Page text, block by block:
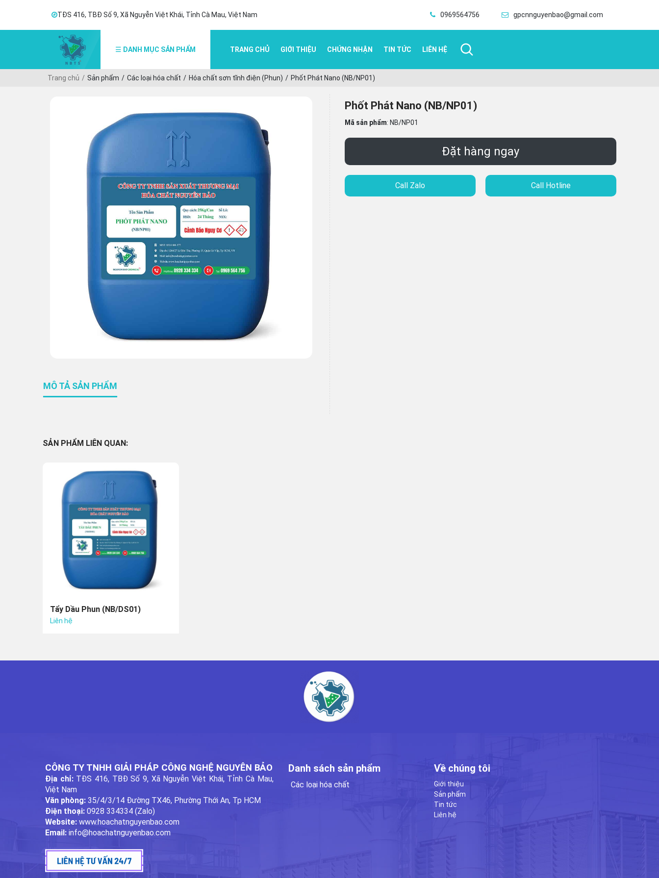
TĐS 416, TBĐ Số 9, Xã Nguyễn Việt Khái, Tỉnh Cà Mau, Việt Nam 0969564756 gpcnnguyenbao@gmail.com
☰ DANH MỤC SẢN PHẨM TRANG CHỦ GIỚI THIỆU CHỨNG NHẬN TIN TỨC LIÊN HỆ
Trang chủ Sản phẩm Các loại hóa chất Hóa chất sơn tĩnh điện (Phun) Phốt Phát Nano (NB/NP01)
MÔ TẢ SẢN PHẨM
Phốt Phát Nano (NB/NP01)
Mã sản phẩm: NB/NP01
Đặt hàng ngay
Call Zalo Call Hotline
SẢN PHẨM LIÊN QUAN:
Tẩy Dầu Phun (NB/DS01)
Liên hệ
CÔNG TY TNHH GIẢI PHÁP CÔNG NGHỆ NGUYÊN BẢO
Địa chỉ: TĐS 416, TBĐ Số 9, Xã Nguyễn Việt Khái, Tỉnh Cà Mau,
Việt Nam
Văn phòng: 35/4/3/14 Đường TX46, Phường Thới An, Tp HCM
Điện thoại: 0928 334334 (Zalo)
Website: www.hoachatnguyenbao.com
Email: info@hoachatnguyenbao.com
Danh sách sản phẩm
Các loại hóa chất
Về chúng tôi
Giới thiệu
Sản phẩm
Tin tức
Liên hệ